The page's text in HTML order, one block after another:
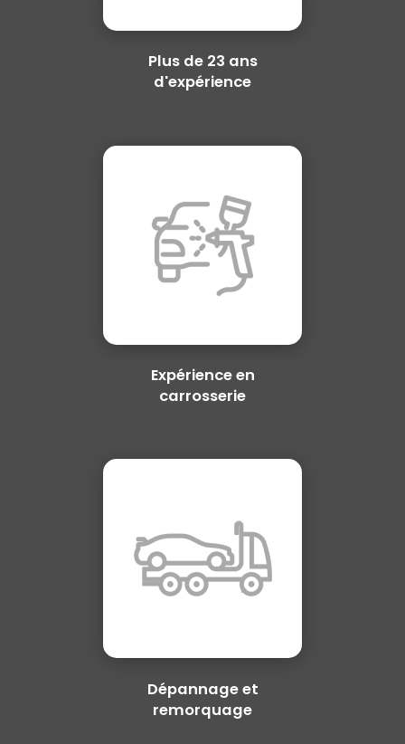
Plus de 23 ans
d'expérience
Expérience en
carrosserie
Dépannage et
remorquage